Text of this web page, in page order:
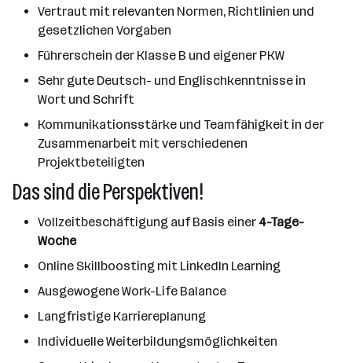
Vertraut mit relevanten Normen, Richtlinien und
gesetzlichen Vorgaben
Führerschein der Klasse B und eigener PKW
Sehr gute Deutsch- und Englischkenntnisse in
Wort und Schrift
Kommunikationsstärke und Teamfähigkeit in der
Zusammenarbeit mit verschiedenen
Projektbeteiligten
Das sind die Perspektiven!
Vollzeitbeschäftigung auf Basis einer4-Tage-
Woche
Online Skillboosting mit LinkedIn Learning
Ausgewogene Work-Life Balance
Langfristige Karriereplanung
Individuelle Weiterbildungsmöglichkeiten